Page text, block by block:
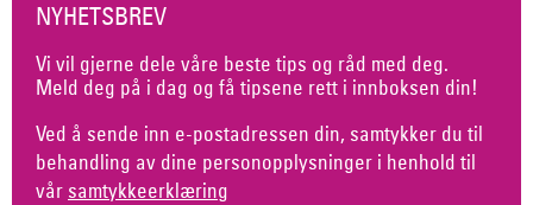
NYHETSBREV
Vi vil gjerne dele våre beste tips og råd med deg.
Meld deg på i dag og få tipsene rett i innboksen din!
Ved å sende inn e-postadressen din, samtykker du til
behandling av dine personopplysninger i henhold til
vår samtykkeerklæring